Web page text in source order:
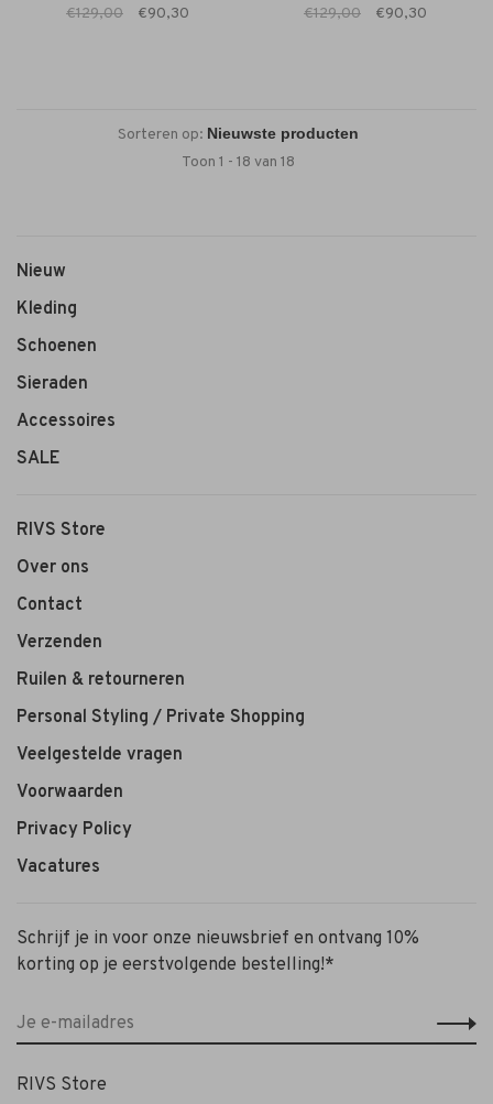
€129,00 €90,30 €129,00 €90,30
Sorteren op:
Toon 1 - 18 van 18
Nieuw
Kleding
Schoenen
Sieraden
Accessoires
SALE
RIVS Store
Over ons
Contact
Verzenden
Ruilen & retourneren
Personal Styling / Private Shopping
Veelgestelde vragen
Voorwaarden
Privacy Policy
Vacatures
Schrijf je in voor onze nieuwsbrief en ontvang 10%
korting op je eerstvolgende bestelling!*
RIVS Store